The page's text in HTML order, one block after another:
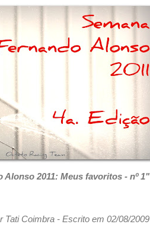
Alonso 2011: Meus favoritos - nº 1"
Tati Coimbra - Escrito em 02/08/2009